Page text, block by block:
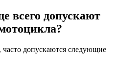
всего допускают
допускаются следующие